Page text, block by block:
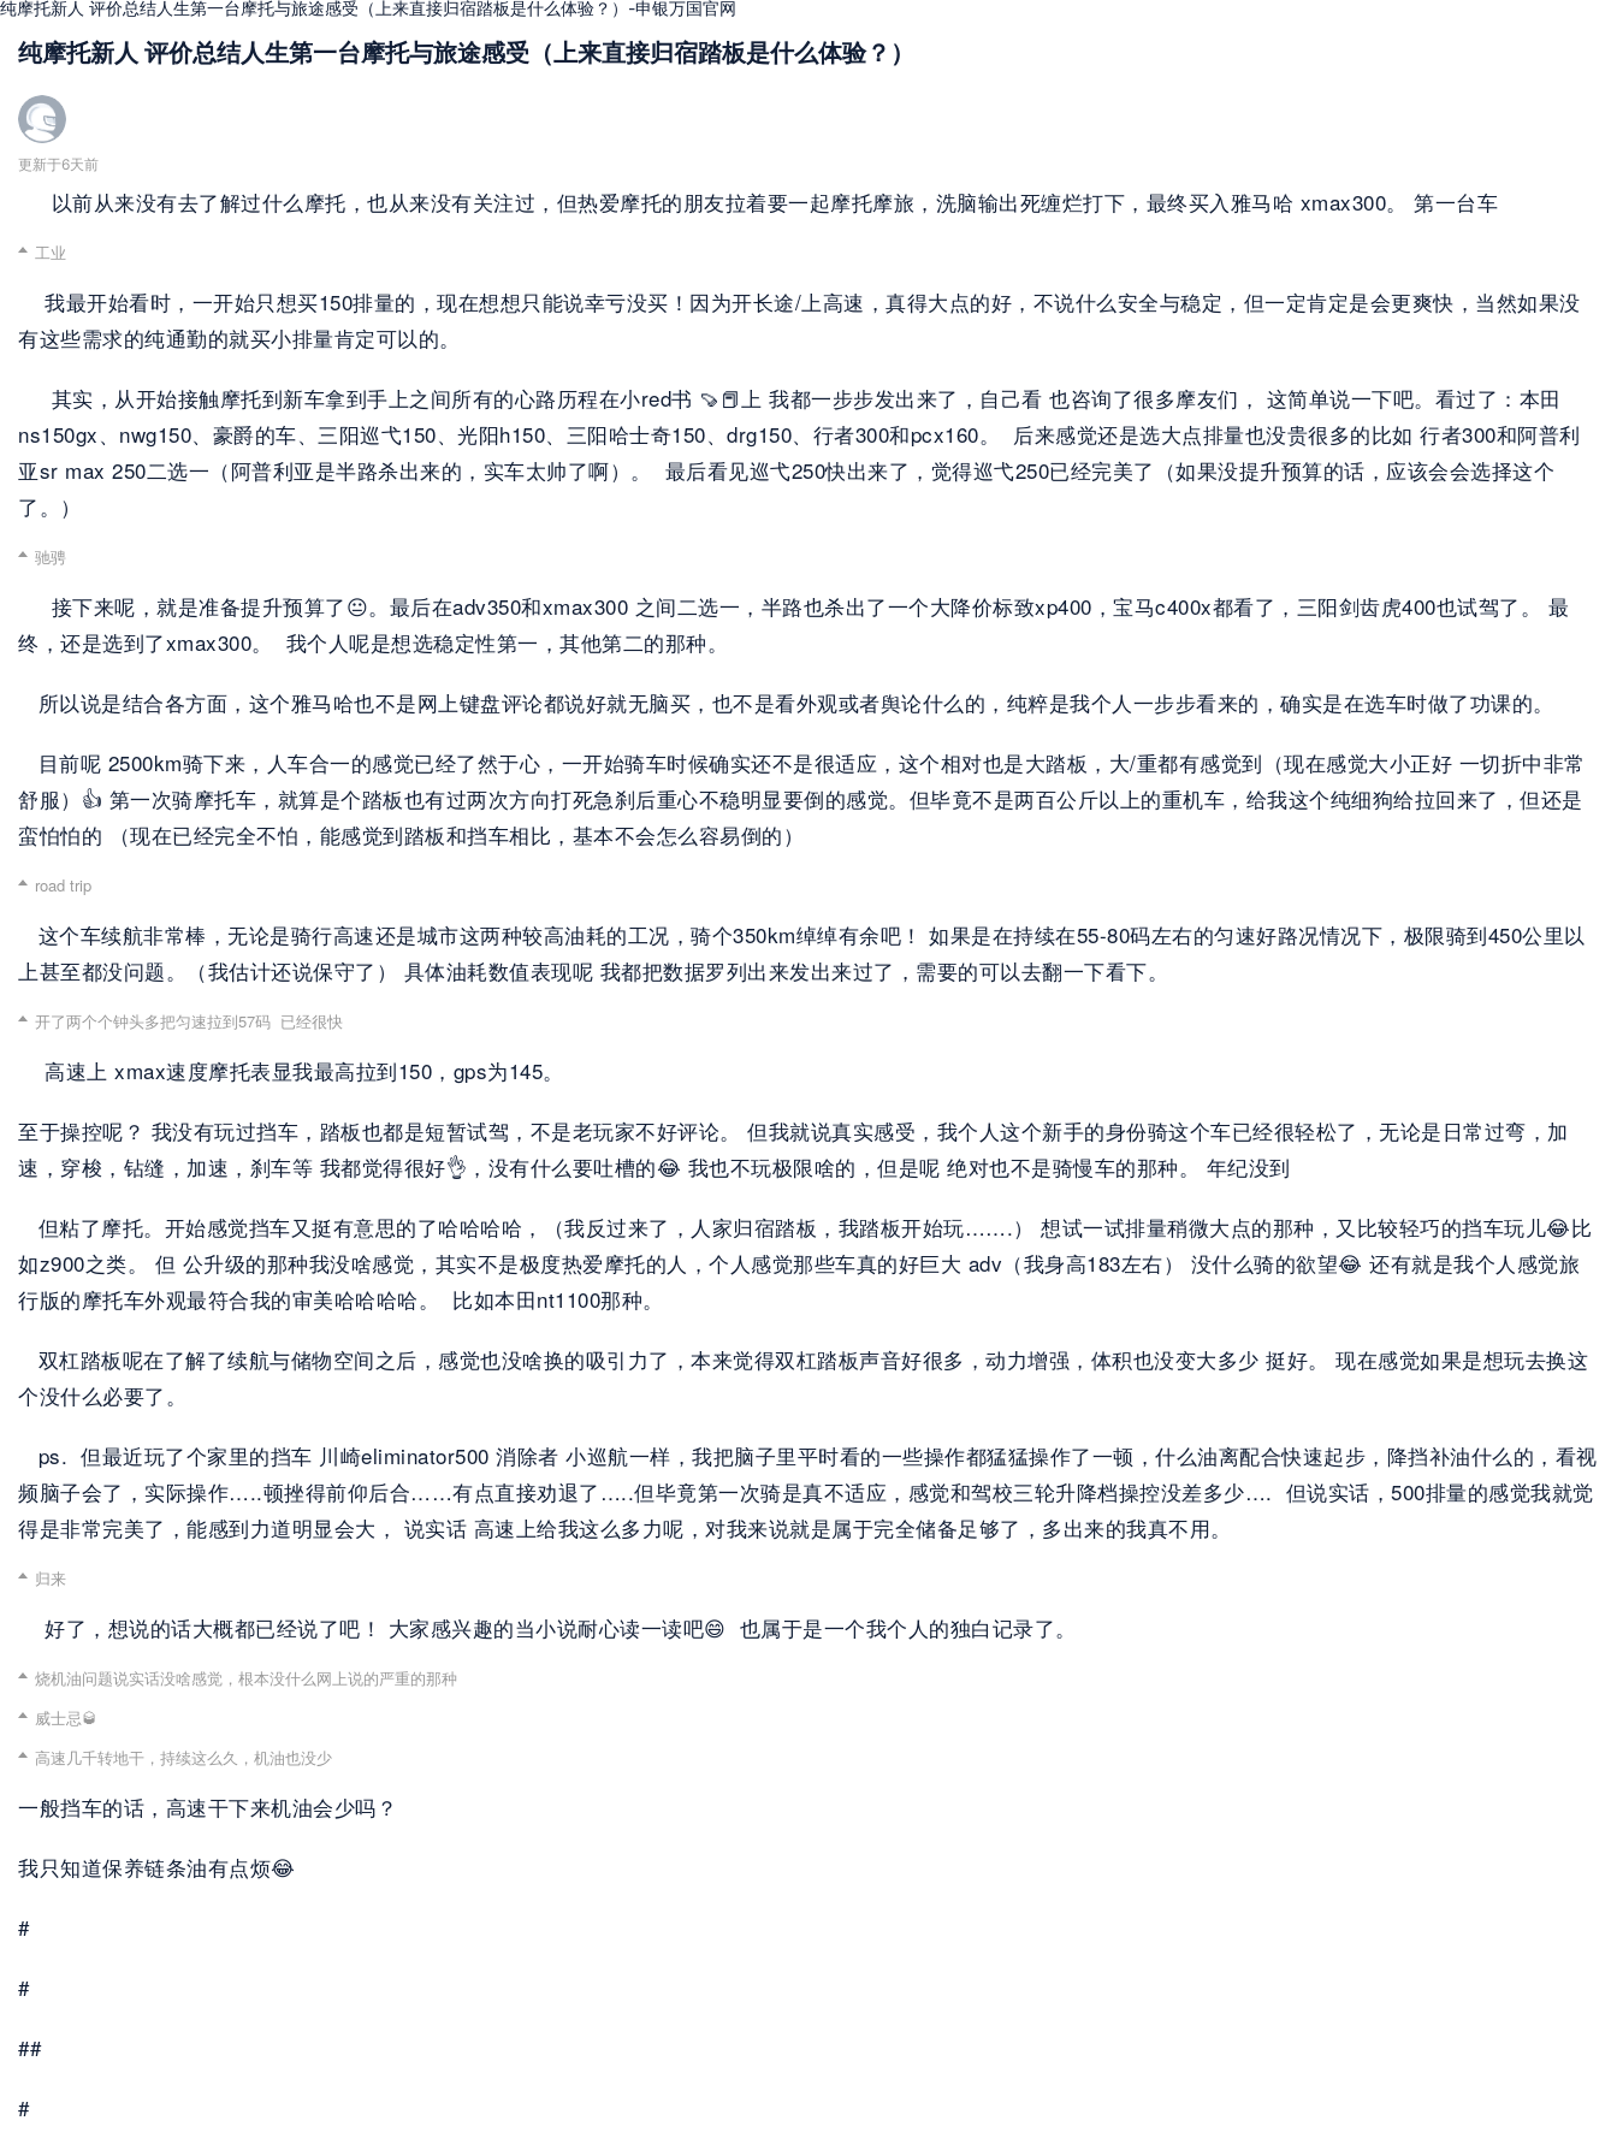
纯摩托新人 评价总结人生第一台摩托与旅途感受（上来直接归宿踏板是什么体验？）-申银万国官网
纯摩托新人 评价总结人生第一台摩托与旅途感受（上来直接归宿踏板是什么体验？）
更新于6天前
以前从来没有去了解过什么摩托，也从来没有关注过，但热爱摩托的朋友拉着要一起摩托摩旅，洗脑输出死缠烂打下，最终买入雅马哈 xmax300。 第一台车
工业
我最开始看时，一开始只想买150排量的，现在想想只能说幸亏没买！因为开长途/上高速，真得大点的好，不说什么安全与稳定，但一定肯定是会更爽快，当然如果没
有这些需求的纯通勤的就买小排量肯定可以的。
其实，从开始接触摩托到新车拿到手上之间所有的心路历程在小red书 🍠📕上 我都一步步发出来了，自己看 也咨询了很多摩友们， 这简单说一下吧。看过了：本田
ns150gx、nwg150、豪爵的车、三阳巡弋150、光阳h150、三阳哈士奇150、drg150、行者300和pcx160。  后来感觉还是选大点排量也没贵很多的比如 行者300和阿普利
亚sr max 250二选一（阿普利亚是半路杀出来的，实车太帅了啊）。  最后看见巡弋250快出来了，觉得巡弋250已经完美了（如果没提升预算的话，应该会会选择这个
了。）
驰骋
接下来呢，就是准备提升预算了😐。最后在adv350和xmax300 之间二选一，半路也杀出了一个大降价标致xp400，宝马c400x都看了，三阳剑齿虎400也试驾了。 最
终，还是选到了xmax300。  我个人呢是想选稳定性第一，其他第二的那种。
所以说是结合各方面，这个雅马哈也不是网上键盘评论都说好就无脑买，也不是看外观或者舆论什么的，纯粹是我个人一步步看来的，确实是在选车时做了功课的。
目前呢 2500km骑下来，人车合一的感觉已经了然于心，一开始骑车时候确实还不是很适应，这个相对也是大踏板，大/重都有感觉到（现在感觉大小正好 一切折中非常
舒服）👍 第一次骑摩托车，就算是个踏板也有过两次方向打死急刹后重心不稳明显要倒的感觉。但毕竟不是两百公斤以上的重机车，给我这个纯细狗给拉回来了，但还是
蛮怕怕的 （现在已经完全不怕，能感觉到踏板和挡车相比，基本不会怎么容易倒的）
road trip
这个车续航非常棒，无论是骑行高速还是城市这两种较高油耗的工况，骑个350km绰绰有余吧！ 如果是在持续在55-80码左右的匀速好路况情况下，极限骑到450公里以
上甚至都没问题。（我估计还说保守了） 具体油耗数值表现呢 我都把数据罗列出来发出来过了，需要的可以去翻一下看下。
开了两个个钟头多把匀速拉到57码  已经很快
高速上 xmax速度摩托表显我最高拉到150，gps为145。
至于操控呢？ 我没有玩过挡车，踏板也都是短暂试驾，不是老玩家不好评论。 但我就说真实感受，我个人这个新手的身份骑这个车已经很轻松了，无论是日常过弯，加
速，穿梭，钻缝，加速，刹车等 我都觉得很好👌，没有什么要吐槽的😂 我也不玩极限啥的，但是呢 绝对也不是骑慢车的那种。 年纪没到
但粘了摩托。开始感觉挡车又挺有意思的了哈哈哈哈，（我反过来了，人家归宿踏板，我踏板开始玩…….） 想试一试排量稍微大点的那种，又比较轻巧的挡车玩儿😂比
如z900之类。 但 公升级的那种我没啥感觉，其实不是极度热爱摩托的人，个人感觉那些车真的好巨大 adv（我身高183左右） 没什么骑的欲望😂 还有就是我个人感觉旅
行版的摩托车外观最符合我的审美哈哈哈哈。  比如本田nt1100那种。
双杠踏板呢在了解了续航与储物空间之后，感觉也没啥换的吸引力了，本来觉得双杠踏板声音好很多，动力增强，体积也没变大多少 挺好。 现在感觉如果是想玩去换这
个没什么必要了。
ps.  但最近玩了个家里的挡车 川崎eliminator500 消除者 小巡航一样，我把脑子里平时看的一些操作都猛猛操作了一顿，什么油离配合快速起步，降挡补油什么的，看视
频脑子会了，实际操作…..顿挫得前仰后合……有点直接劝退了…..但毕竟第一次骑是真不适应，感觉和驾校三轮升降档操控没差多少….  但说实话，500排量的感觉我就觉
得是非常完美了，能感到力道明显会大， 说实话 高速上给我这么多力呢，对我来说就是属于完全储备足够了，多出来的我真不用。
归来
好了，想说的话大概都已经说了吧！ 大家感兴趣的当小说耐心读一读吧😄  也属于是一个我个人的独白记录了。
烧机油问题说实话没啥感觉，根本没什么网上说的严重的那种
威士忌🥃
高速几千转地干，持续这么久，机油也没少
一般挡车的话，高速干下来机油会少吗？
我只知道保养链条油有点烦😂
#
#
##
#